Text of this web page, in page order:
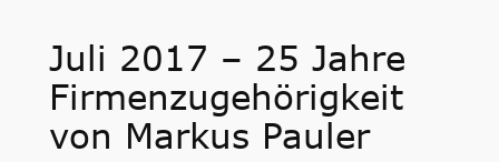
Juli 2017 – 25 Jahre
Firmenzugehörigkeit
von Markus Pauler